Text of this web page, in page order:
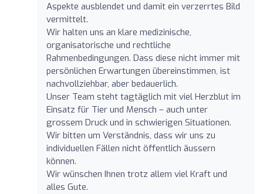
Aspekte ausblendet und damit ein verzerrtes Bild
vermittelt.
Wir halten uns an klare medizinische,
organisatorische und rechtliche
Rahmenbedingungen. Dass diese nicht immer mit
persönlichen Erwartungen übereinstimmen, ist
nachvollziehbar, aber bedauerlich.
Unser Team steht tagtäglich mit viel Herzblut im
Einsatz für Tier und Mensch – auch unter
grossem Druck und in schwierigen Situationen.
Wir bitten um Verständnis, dass wir uns zu
individuellen Fällen nicht öffentlich äussern
können.
Wir wünschen Ihnen trotz allem viel Kraft und
alles Gute.